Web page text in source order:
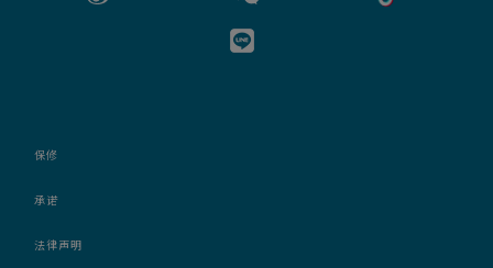
保修
承诺
法律声明